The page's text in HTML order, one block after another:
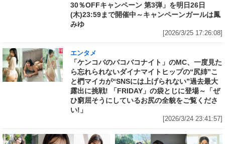
30％OFFキャンペーン 第3弾」を明日26日
(木)23:59まで開催中～キャンペーンガールは鳳
みゆ
[2026/3/25 17:26:08]
エンタメ
「ケンコバのバコバコナイト」のMC、一度見た
ら忘れられないダイナマイトヒップの“尻姉”こ
と椚マイカが“SNSには上げられない”過去最大
露出に挑戦! 「FRIDAY」の袋とじに登場～「ぜ
ひ窮屈そうにしているお尻の全貌をご覧くださ
い!」
[2026/3/24 23:41:57]